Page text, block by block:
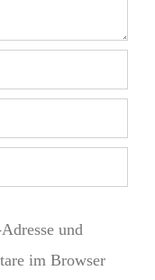
und
im Browser